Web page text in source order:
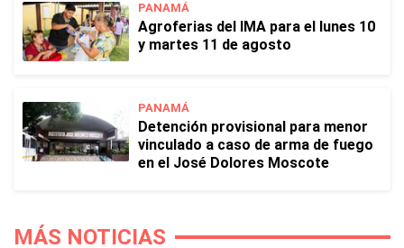
PANAMÁ
Agroferias del IMA para el lunes 10
y martes 11 de agosto
PANAMÁ
Detención provisional para menor
vinculado a caso de arma de fuego
en el José Dolores Moscote
MÁS NOTICIAS